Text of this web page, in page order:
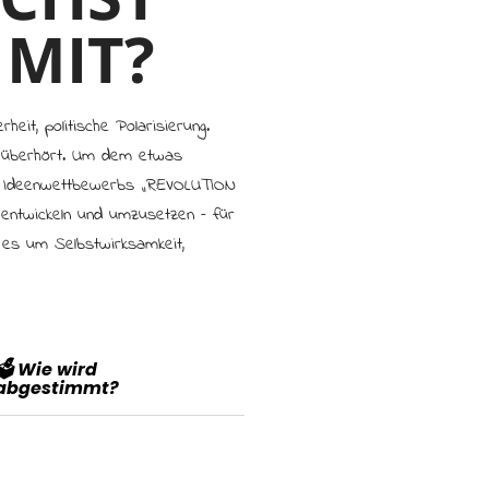
politische Polarisierung.
Um dem etwas
„R:EVOLUTION
und umzusetzen – für
um Selbstwirksamkeit,
Wie wird